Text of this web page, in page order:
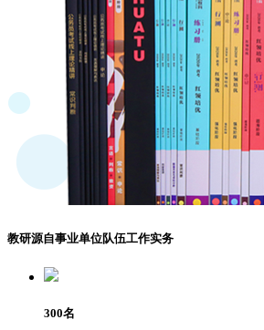
教研源自事业单位队伍工作实务
300名